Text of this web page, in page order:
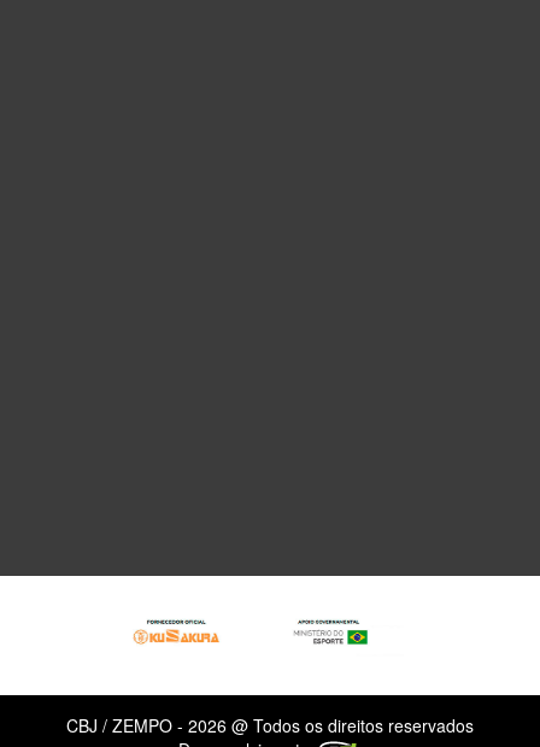
CBJ / ZEMPO - 2026 @ Todos os direitos reservados